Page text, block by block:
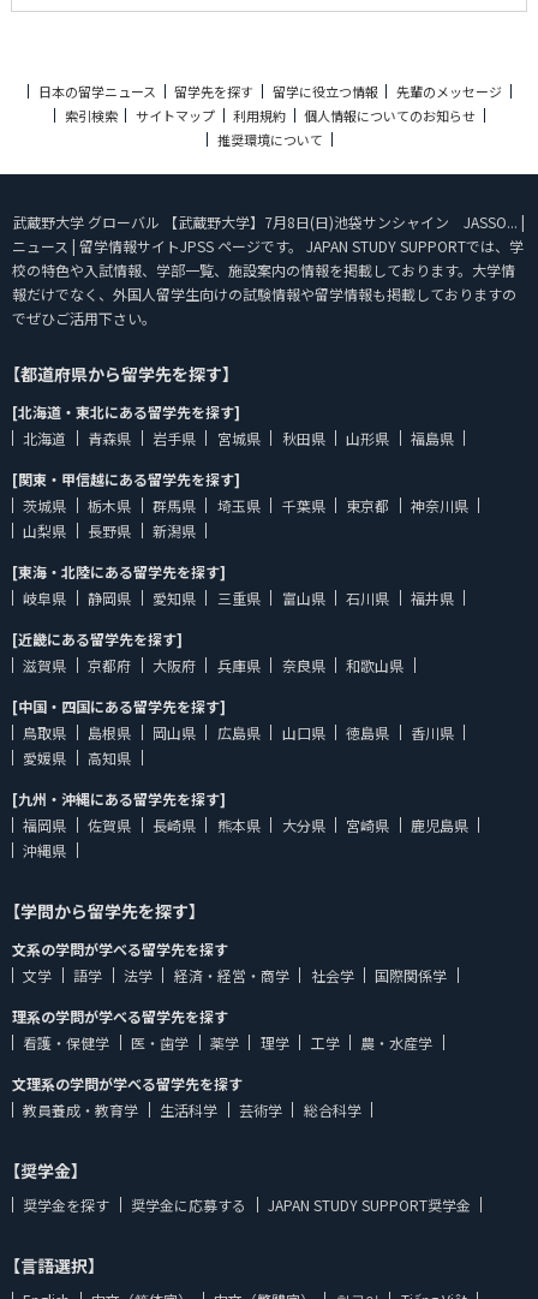
日本の留学ニュース 留学先を探す 留学に役立つ情報
先輩のメッセージ
索引検索
サイトマップ 利用規約
個人情報についてのお知らせ
推奨環境について
武蔵野大学 グローバル 【武蔵野大学】7月8日(日)池袋サンシャイン JASSO... |
ニュース | 留学情報サイトJPSS ページです。 JAPAN STUDY SUPPORTでは、学
校の特色や入試情報、学部一覧、施設案内の情報を掲載しております。大学情
報だけでなく、外国人留学生向けの試験情報や留学情報も掲載しておりますの
でぜひご活用下さい。
【都道府県から留学先を探す】
[北海道・東北にある留学先を探す]
北海道
青森県 岩手県 宮城県 秋田県 山形県
福島県
[関東・甲信越にある留学先を探す]
茨城県
栃木県 群馬県 埼玉県 千葉県 東京都
神奈川県
山梨県
長野県
新潟県
[東海・北陸にある留学先を探す]
岐阜県
静岡県 愛知県 三重県 富山県 石川県
福井県
[近畿にある留学先を探す]
滋賀県
京都府 大阪府 兵庫県 奈良県
和歌山県
[中国・四国にある留学先を探す]
鳥取県
島根県 岡山県 広島県 山口県 徳島県
香川県
愛媛県
高知県
[九州・沖縄にある留学先を探す]
福岡県
佐賀県 長崎県 熊本県 大分県 宮崎県
鹿児島県
沖縄県
【学問から留学先を探す】
文系の学問が学べる留学先を探す
文学
語学 法学 経済・経営・商学 社会学
国際関係学
理系の学問が学べる留学先を探す
看護・保健学
医・歯学 薬学 理学 工学
農・水産学
文理系の学問が学べる留学先を探す
教員養成・教育学
生活科学 芸術学 総合科学
【奨学金】
奨学金を探す 奨学金に応募する JAPAN STUDY SUPPORT奨学金
【言語選択】